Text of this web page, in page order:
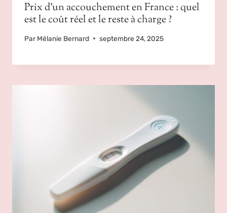
Prix d’un accouchement en France : quel
est le coût réel et le reste à charge ?
Par Mélanie Bernard septembre 24, 2025